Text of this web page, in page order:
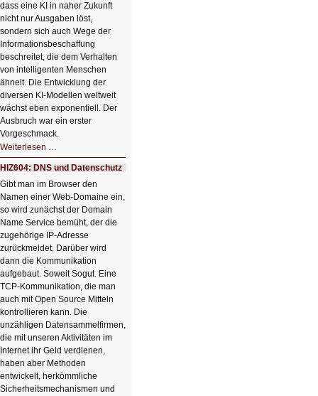
dass eine KI in naher Zukunft
nicht nur Ausgaben löst,
sondern sich auch Wege der
Informationsbeschaffung
beschreitet, die dem Verhalten
von intelligenten Menschen
ähnelt. Die Entwicklung der
diversen KI-Modellen weltweit
wächst eben exponentiell. Der
Ausbruch war ein erster
Vorgeschmack.
Weiterlesen …
Der
Ausbruch
der
KI
HIZ604: DNS und Datenschutz
Gibt man im Browser den
Namen einer Web-Domaine ein,
so wird zunächst der Domain
Name Service bemüht, der die
zugehörige IP-Adresse
zurückmeldet. Darüber wird
dann die Kommunikation
aufgebaut. Soweit Sogut. Eine
TCP-Kommunikation, die man
auch mit Open Source Mitteln
kontrollieren kann. Die
unzähligen Datensammelfirmen,
die mit unseren Aktivitäten im
Internet ihr Geld verdienen,
haben aber Methoden
entwickelt, herkömmliche
Sicherheitsmechanismen und